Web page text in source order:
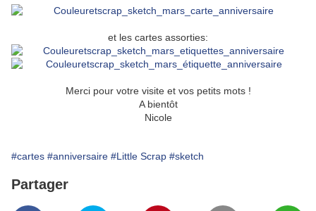
et les cartes assorties:
Merci pour votre visite et vos petits mots !
A bientôt
Nicole
#cartes #anniversaire #Little Scrap #sketch
Partager